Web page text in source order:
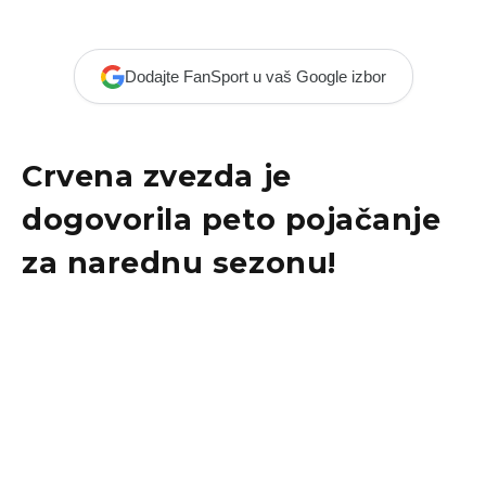
Dodajte FanSport u vaš Google izbor
Crvena zvezda je
dogovorila peto pojačanje
za narednu sezonu!